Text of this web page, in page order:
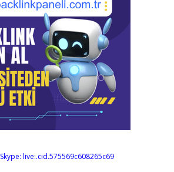
Skype: live:.cid.575569c608265c69